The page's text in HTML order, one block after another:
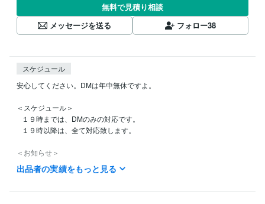
無料で見積り相談
メッセージを送る
フォロー38
スケジュール
安心してください。DMは年中無休ですよ。
＜スケジュール＞
＜お知らせ＞
30日未満での無限添削は、個別見積にて対応致します。
経験職種
出品者の実績をもっと見る